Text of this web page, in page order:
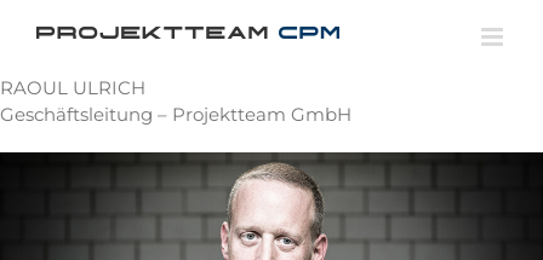
RAOUL ULRICH
Geschäftsleitung – Projektteam GmbH